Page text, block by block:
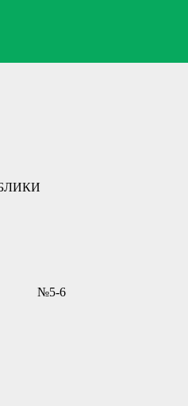
№5-6